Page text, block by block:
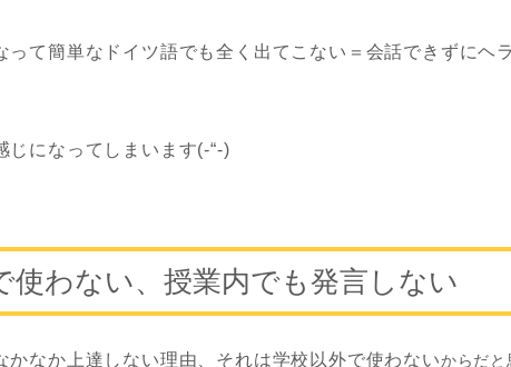
て簡単なドイツ語でも全く出てこない＝会話できずにヘ
じになってしまいます(-“-)
使わない、授業内でも発言しない
かなか上達しない理由、それは学校以外で使わないからだと